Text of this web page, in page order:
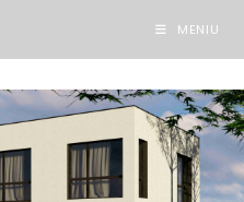
MENIU